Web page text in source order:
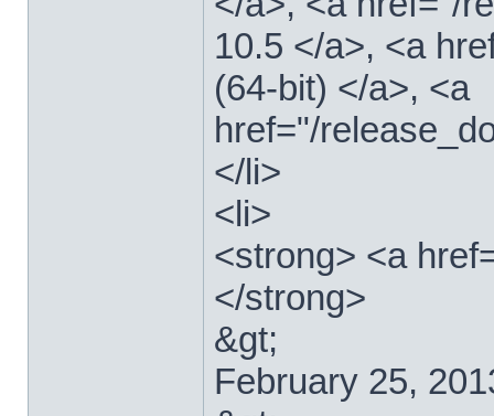
10.5 </a>, <a
(64-bit) </a>, <a
href="/
</li>
<li>
<strong> <a
</strong>
&gt;
February 25,